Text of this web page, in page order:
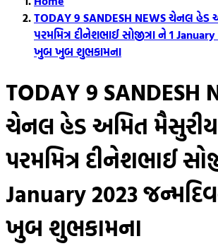
TODAY 9 SANDESH NEWS ચેનલ હેડ
પરમમિત્ર દીનેશભાઈ સોજીત્રા ને 1
ખુબ ખુબ શુભકામના
TODAY 9 SANDESH
ચેનલ હેડ અમિત
પરમમિત્ર દીનેશભાઈ
January 2023
ખુબ શુભકામના